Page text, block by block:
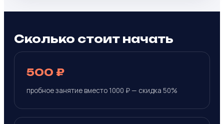
Сколько стоит начать
500 ₽
пробное занятие вместо 1000 ₽ — скидка 50%